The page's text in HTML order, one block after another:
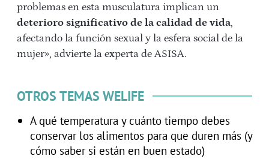
problemas en esta musculatura implican un
deterioro significativo de la calidad de vida,
afectando la función sexual y la esfera social de la
mujer», advierte la experta de ASISA.
OTROS TEMAS WELIFE
A qué temperatura y cuánto tiempo debes
conservar los alimentos para que duren más (y
cómo saber si están en buen estado)